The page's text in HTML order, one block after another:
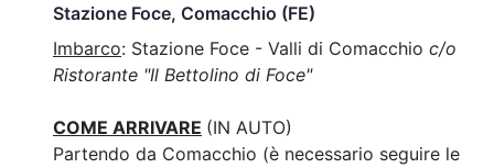
individuali, famiglie o piccoli gruppi. Si garantiscono agevolazioni per
gruppi organizzati e scolaresche (minimo 20 partecipanti). I residenti del
Comune di Comacchio possono fruire del biglietto ridotto per partecipare
Stazione Foce, Comacchio (FE)
Imbarco: Stazione Foce - Valli di Comacchio c/o
Ristorante "Il Bettolino di Foce"
COME ARRIVARE (IN AUTO)
Partendo da Comacchio (è necessario seguire le